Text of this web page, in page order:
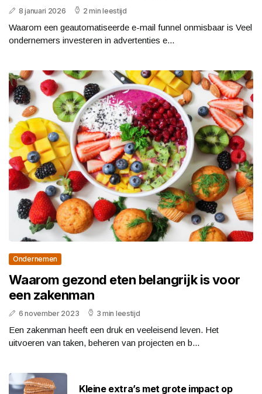
8 januari 2026 2 min leestijd
Waarom een geautomatiseerde e-mail funnel onmisbaar is Veel
ondernemers investeren in advertenties e...
Ondernemen
Waarom gezond eten belangrijk is voor
een zakenman
6 november 2023 3 min leestijd
Een zakenman heeft een druk en veeleisend leven. Het
uitvoeren van taken, beheren van projecten en b...
Kleine extra’s met grote impact op